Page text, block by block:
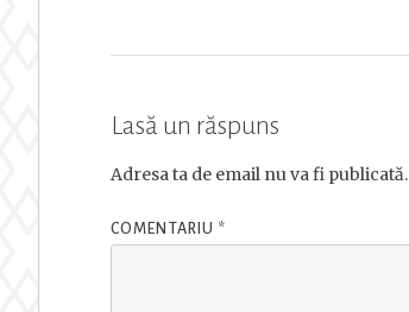
Lasă un răspuns
Adresa ta de email nu va fi publicată.
COMENTARIU *